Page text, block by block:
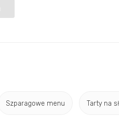
Szparagowe menu Tarty na